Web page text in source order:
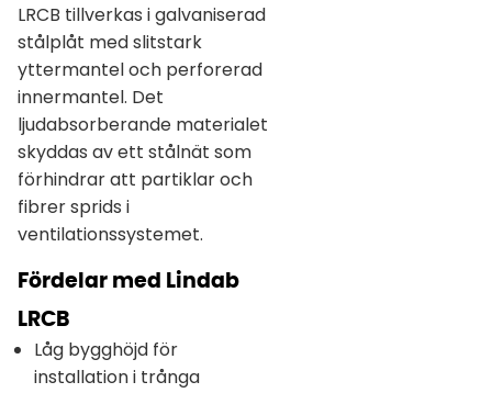
LRCB tillverkas i galvaniserad
stålplåt med slitstark
yttermantel och perforerad
innermantel. Det
ljudabsorberande materialet
skyddas av ett stålnät som
förhindrar att partiklar och
fibrer sprids i
ventilationssystemet.
Fördelar med Lindab
LRCB
Låg bygghöjd för
installation i trånga